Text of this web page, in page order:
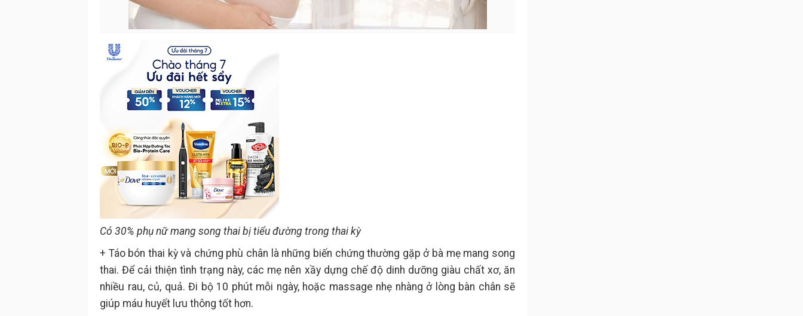
Có 30% phụ nữ mang song thai bị tiểu đường trong thai kỳ
+ Táo bón thai kỳ và chứng phù chân là những biến chứng thường gặp ở bà mẹ mang song
thai. Để cải thiện tình trạng này, các mẹ nên xầy dựng chế độ dinh dưỡng giàu chất xơ, ăn
nhiều rau, củ, quả. Đi bộ 10 phút mỗi ngày, hoặc massage nhẹ nhàng ở lòng bàn chân sẽ
giúp máu huyết lưu thông tốt hơn.